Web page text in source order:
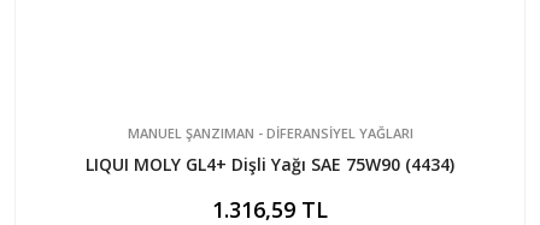
MANUEL ŞANZIMAN - DİFERANSİYEL YAĞLARI
LIQUI MOLY GL4+ Dişli Yağı SAE 75W90 (4434)
1.316,59 TL